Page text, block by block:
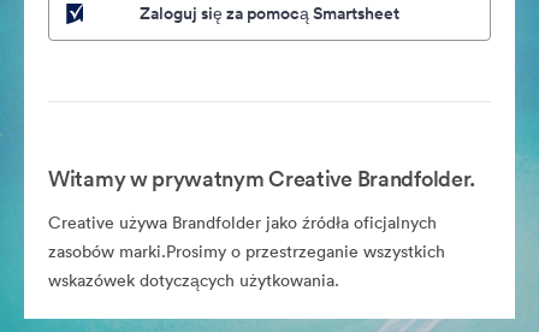
Zaloguj się za pomocą Smartsheet
Witamy w prywatnym Creative Brandfolder.
Creative używa Brandfolder jako źródła oficjalnych
zasobów marki.Prosimy o przestrzeganie wszystkich
wskazówek dotyczących użytkowania.